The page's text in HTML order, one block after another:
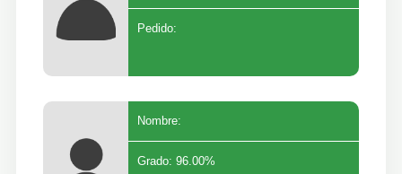
Pedido:
Nombre:
Grado: 96.00%